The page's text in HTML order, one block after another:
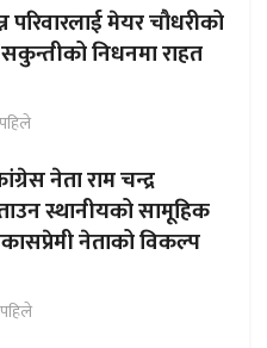
परिवारलाई मेयर चौधरीको
निधनमा राहत
नेता राम चन्द्र
स्थानीयको सामूहिक
नेताको विकल्प